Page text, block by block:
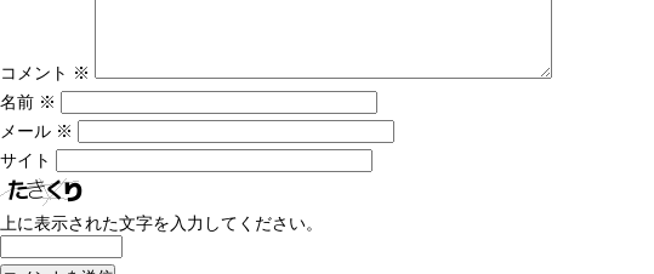
コメント ※
名前 ※
メール ※
サイト
上に表示された文字を入力してください。